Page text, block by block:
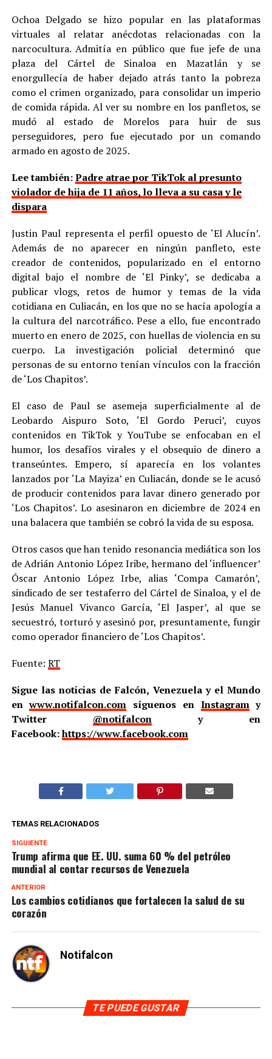
Ochoa Delgado se hizo popular en las plataformas
virtuales al relatar anécdotas relacionadas con la
narcocultura. Admitía en público que fue jefe de una
plaza del Cártel de Sinaloa en Mazatlán y se
enorgullecía de haber dejado atrás tanto la pobreza
como el crimen organizado, para consolidar un imperio
de comida rápida. Al ver su nombre en los panfletos, se
mudó al estado de Morelos para huir de sus
perseguidores, pero fue ejecutado por un comando
armado en agosto de 2025.
Lee también:Padre atrae por TikTok al presunto
violador de hija de 11 años, lo lleva a su casa y le
dispara
Justin Paul representa el perfil opuesto de ‘El Alucín’.
Además de no aparecer en ningún panfleto, este
creador de contenidos, popularizado en el entorno
digital bajo el nombre de ‘El Pinky’, se dedicaba a
publicar vlogs, retos de humor y temas de la vida
cotidiana en Culiacán, en los que no se hacía apología a
la cultura del narcotráfico. Pese a ello, fue encontrado
muerto en enero de 2025, con huellas de violencia en su
cuerpo. La investigación policial determinó que
personas de su entorno tenían vínculos con la fracción
de ‘Los Chapitos’.
El caso de Paul se asemeja superficialmente al de
Leobardo Aispuro Soto, ‘El Gordo Peruci’, cuyos
contenidos en TikTok y YouTube se enfocaban en el
humor, los desafíos virales y el obsequio de dinero a
transeúntes. Empero, sí aparecía en los volantes
lanzados por ‘La Mayiza’ en Culiacán, donde se le acusó
de producir contenidos para lavar dinero generado por
‘Los Chapitos’. Lo asesinaron en diciembre de 2024 en
una balacera que también se cobró la vida de su esposa.
Otros casos que han tenido resonancia mediática son los
de Adrián Antonio López Iribe, hermano del ‘influencer’
Óscar Antonio López Irbe, alias ‘Compa Camarón’,
sindicado de ser testaferro del Cártel de Sinaloa, y el de
Jesús Manuel Vivanco García, ‘El Jasper’, al que se
secuestró, torturó y asesinó por, presuntamente, fungir
como operador financiero de ‘Los Chapitos’.
Fuente: RT
Sigue las noticias de Falcón, Venezuela y el Mundo
enwww.notifalcon.com síguenos en Instagramy
Twitter @notifalcony en
Facebook:https://www.facebook.com
TEMAS RELACIONADOS
SIGUIENTE
Trump afirma que EE. UU. suma 60 % del petróleo
mundial al contar recursos de Venezuela
ANTERIOR
Los cambios cotidianos que fortalecen la salud de su
corazón
Notifalcon
TE PUEDE GUSTAR